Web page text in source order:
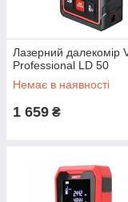
Лазерний далекомір
Professional LD 50
Немає в наявності
1 659 ₴